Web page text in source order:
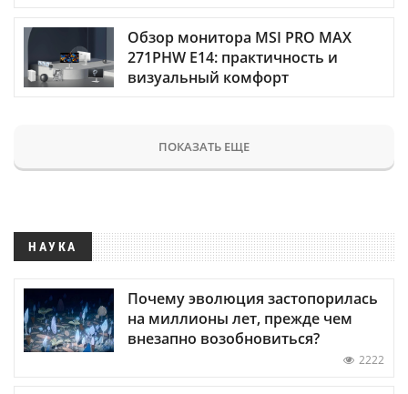
Обзор монитора MSI PRO MAX
271PHW E14: практичность и
визуальный комфорт
ПОКАЗАТЬ ЕЩЕ
НАУКА
Почему эволюция застопорилась
на миллионы лет, прежде чем
внезапно возобновиться?
2222